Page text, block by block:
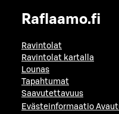
Raflaamo.fi
Ravintolat
Ravintolat kartalla
Lounas
Tapahtumat
Saavutettavuus
Evästeinformaatio